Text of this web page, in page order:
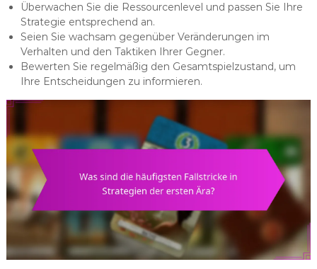
Überwachen Sie die Ressourcenlevel und passen Sie Ihre
Strategie entsprechend an.
Seien Sie wachsam gegenüber Veränderungen im
Verhalten und den Taktiken Ihrer Gegner.
Bewerten Sie regelmäßig den Gesamtspielzustand, um
Ihre Entscheidungen zu informieren.